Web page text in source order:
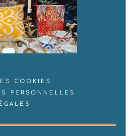
cookies
personnelles